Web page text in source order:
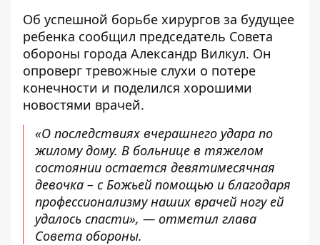
Об успешной борьбе хирургов за будущее
ребенка сообщил председатель Совета
обороны города Александр Вилкул. Он
опроверг тревожные слухи о потере
конечности и поделился хорошими
новостями врачей.
«О последствиях вчерашнего удара по
жилому дому. В больнице в тяжелом
состоянии остается девятимесячная
девочка – с Божьей помощью и благодаря
профессионализму наших врачей ногу ей
удалось спасти», — отметил глава
Совета обороны.